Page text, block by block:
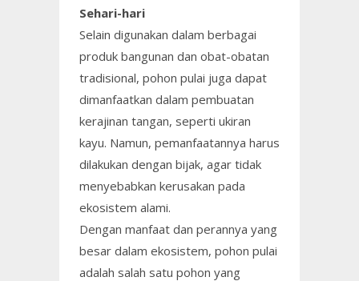
Sehari-hari
Selain digunakan dalam berbagai
produk bangunan dan obat-obatan
tradisional, pohon pulai juga dapat
dimanfaatkan dalam pembuatan
kerajinan tangan, seperti ukiran
kayu. Namun, pemanfaatannya harus
dilakukan dengan bijak, agar tidak
menyebabkan kerusakan pada
ekosistem alami.
Dengan manfaat dan perannya yang
besar dalam ekosistem, pohon pulai
adalah salah satu pohon yang